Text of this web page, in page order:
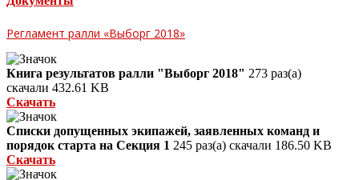
Регламент ралли «Выборг 2018»
Книга результатов ралли "Выборг 2018" 273 раз(а)
скачали 432.61 KB
Скачать
Списки допущенных экипажей, заявленных команд и
порядок старта на Секция 1 245 раз(а) скачали 186.50 KB
Скачать